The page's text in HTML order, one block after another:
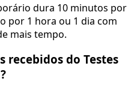
dura 10 minutos por
por 1 hora ou 1 dia com
mais tempo.
recebidos do Testes